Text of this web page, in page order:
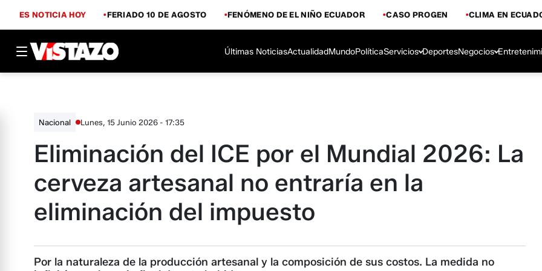
ES NOTICIA HOY FERIADO 10 DE AGOSTO FENÓMENO DE EL NIÑO ECUADOR CASO PROGEN CLIMA EN
Últimas NoticiasActualidadMundoPolíticaServicios DeportesNegocios
Nacional Lunes, 15 Junio 2026 - 17:35
Eliminación del ICE por el Mundial 2026: La
cerveza artesanal no entraría en la
eliminación del impuesto
Por la naturaleza de la producción artesanal y la composición de sus costos. La medida no